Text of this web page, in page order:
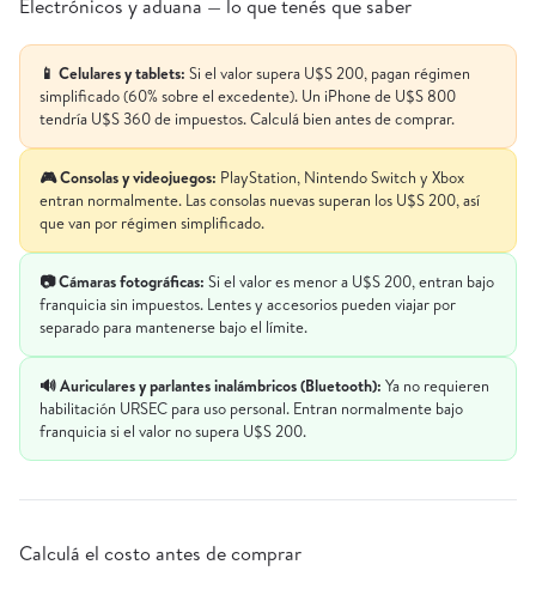
Electrónicos y aduana — lo que tenés que saber
📱 Celulares y tablets: Si el valor supera U$S 200, pagan régimen
simplificado (60% sobre el excedente). Un iPhone de U$S 800
tendría U$S 360 de impuestos. Calculá bien antes de comprar.
🎮 Consolas y videojuegos: PlayStation, Nintendo Switch y Xbox
entran normalmente. Las consolas nuevas superan los U$S 200, así
que van por régimen simplificado.
📷 Cámaras fotográficas: Si el valor es menor a U$S 200, entran bajo
franquicia sin impuestos. Lentes y accesorios pueden viajar por
separado para mantenerse bajo el límite.
🔊 Auriculares y parlantes inalámbricos (Bluetooth): Ya no requieren
habilitación URSEC para uso personal. Entran normalmente bajo
franquicia si el valor no supera U$S 200.
Calculá el costo antes de comprar